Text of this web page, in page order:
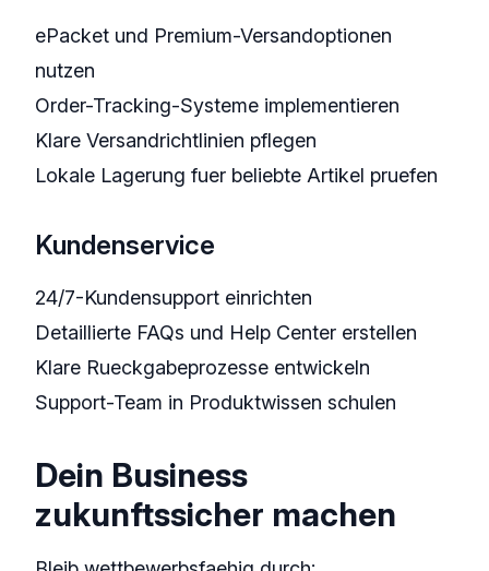
ePacket und Premium-Versandoptionen
nutzen
Order-Tracking-Systeme implementieren
Klare Versandrichtlinien pflegen
Lokale Lagerung fuer beliebte Artikel pruefen
Kundenservice
24/7-Kundensupport einrichten
Detaillierte FAQs und Help Center erstellen
Klare Rueckgabeprozesse entwickeln
Support-Team in Produktwissen schulen
Dein Business
zukunftssicher machen